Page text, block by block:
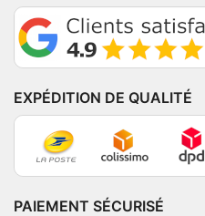
EXPÉDITION DE QUALITÉ
PAIEMENT SÉCURISÉ